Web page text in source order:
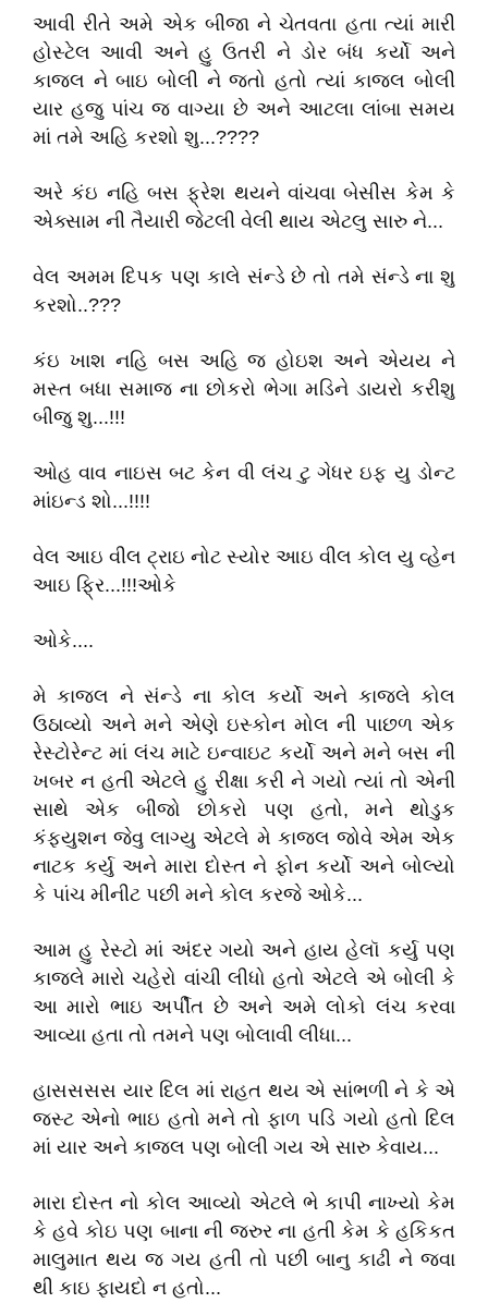
આવી રીતે અમે એક બીજા ને ચેતવતા હતા ત્યાં મારી
હોસ્ટેલ આવી અને હુ ઉતરી ને ડોર બંધ કર્યો અને
કાજલ ને બાઇ બોલી ને જતો હતો ત્યાં કાજલ બોલી
યાર હજુ પાંચ જ વાગ્યા છે અને આટલા લાંબા સમય
માં તમે અહિ કરશો શુ...????
અરે કંઇ નહિ બસ ફ્રેશ થયને વાંચવા બેસીસ કેમ કે
એક્સામ ની તૈયારી જેટલી વેલી થાય એટલુ સારુ ને...
વેલ અમમ દિપક પણ કાલે સંન્ડે છે તો તમે સંન્ડે ના શુ
કરશો..???
કંઇ ખાશ નહિ બસ અહિ જ હોઇશ અને એયય ને
મસ્ત બધા સમાજ ના છોકરો ભેગા મડિને ડાયરો કરીશુ
બીજુ શુ...!!!
ઓહ વાવ નાઇસ બટ કેન વી લંચ ટુ ગેધર ઇફ યુ ડોન્ટ
માંઇન્ડ શો...!!!!
વેલ આઇ વીલ ટ્રાઇ નોટ સ્યોર આઇ વીલ કોલ યુ વ્હેન
આઇ ફ્રિ...!!!ઓકે
ઓકે....
મે કાજલ ને સંન્ડે ના કોલ કર્યો અને કાજલે કોલ
ઉઠાવ્યો અને મને એણે ઇસ્કોન મોલ ની પાછળ એક
રેસ્ટોરેન્ટ માં લંચ માટે ઇન્વાઇટ કર્યો અને મને બસ ની
ખબર ન હતી એટલે હુ રીક્ષા કરી ને ગયો ત્યાં તો એની
સાથે એક બીજો છોકરો પણ હતો, મને થોડુક
કંફ્યુશન જેવુ લાગ્યુ એટલે મે કાજલ જોવે એમ એક
નાટક કર્યુ અને મારા દોસ્ત ને ફોન કર્યો અને બોલ્યો
કે પાંચ મીનીટ પછી મને કોલ કરજે ઓકે...
આમ હુ રેસ્ટો માં અંદર ગયો અને હાય હેલૉ કર્યુ પણ
કાજલે મારો ચહેરો વાંચી લીધો હતો એટલે એ બોલી કે
આ મારો ભાઇ અર્પીત છે અને અમે લોકો લંચ કરવા
આવ્યા હતા તો તમને પણ બોલાવી લીધા...
હાસસસસ યાર દિલ માં રાહત થય એ સાંભળી ને કે એ
જસ્ટ એનો ભાઇ હતો મને તો ફાળ પડિ ગયો હતો દિલ
માં યાર અને કાજલ પણ બોલી ગય એ સારુ કેવાય...
મારા દોસ્ત નો કોલ આવ્યો એટલે ભે કાપી નાખ્યો કેમ
કે હવે કોઇ પણ બાના ની જરુર ના હતી કેમ કે હકિકત
માલુમાત થય જ ગય હતી તો પછી બાનુ કાઢી ને જવા
થી કાઇ ફાયદો ન હતો...